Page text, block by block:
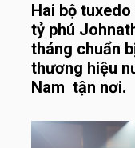
Hai bộ
tỷ phú
tháng chuẩn
thương hiệu
Nam tận nơi.